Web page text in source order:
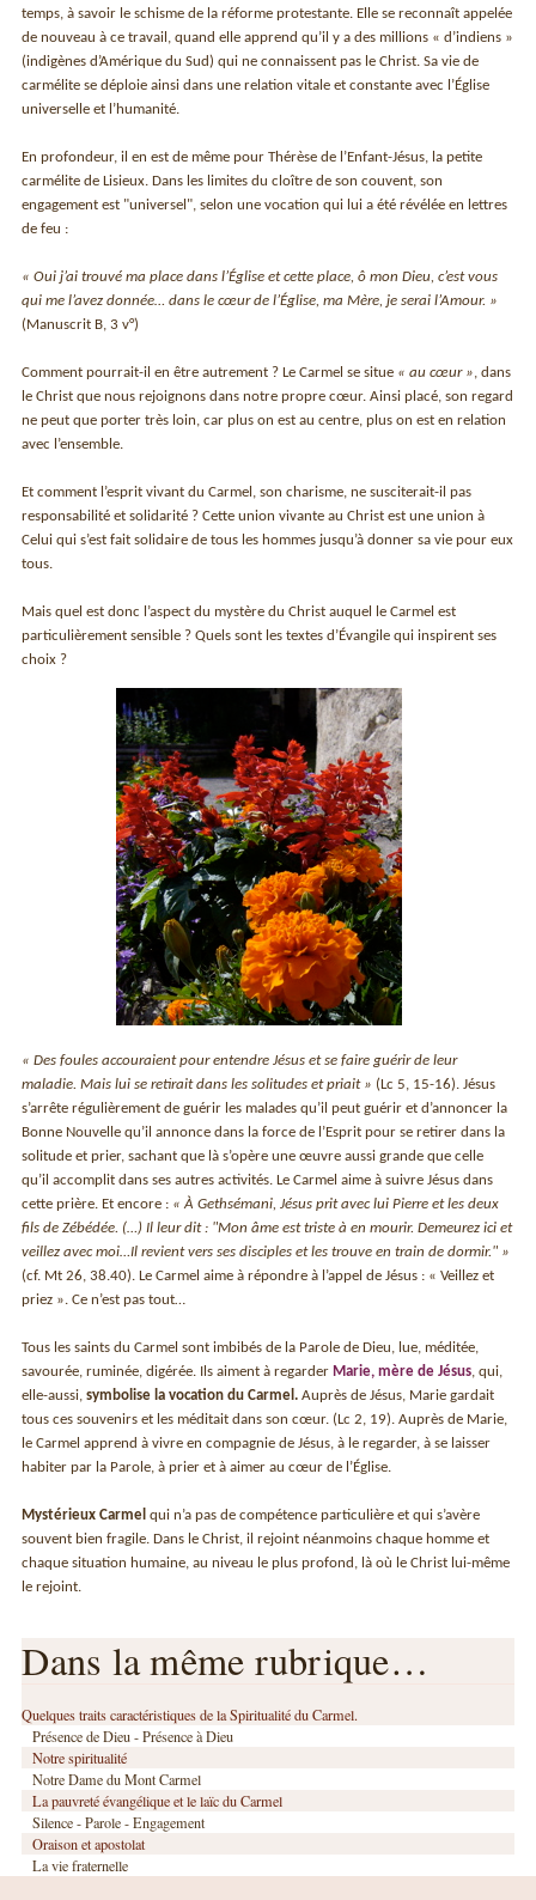
temps, à savoir le schisme de la réforme protestante. Elle se reconnaît appelée
de nouveau à ce travail, quand elle apprend qu’il y a des millions « d’indiens »
(indigènes d’Amérique du Sud) qui ne connaissent pas le Christ. Sa vie de
carmélite se déploie ainsi dans une relation vitale et constante avec l’Église
universelle et l’humanité.
En profondeur, il en est de même pour Thérèse de l’Enfant-Jésus, la petite
carmélite de Lisieux. Dans les limites du cloître de son couvent, son
engagement est "universel", selon une vocation qui lui a été révélée en lettres
de feu :
« Oui j’ai trouvé ma place dans l’Église et cette place, ô mon Dieu, c’est vous
qui me l’avez donnée… dans le cœur de l’Église, ma Mère, je serai l’Amour. »
(Manuscrit B, 3 v°)
Comment pourrait-il en être autrement ? Le Carmel se situe « au cœur », dans
le Christ que nous rejoignons dans notre propre cœur. Ainsi placé, son regard
ne peut que porter très loin, car plus on est au centre, plus on est en relation
avec l’ensemble.
Et comment l’esprit vivant du Carmel, son charisme, ne susciterait-il pas
responsabilité et solidarité ? Cette union vivante au Christ est une union à
Celui qui s’est fait solidaire de tous les hommes jusqu’à donner sa vie pour eux
tous.
Mais quel est donc l’aspect du mystère du Christ auquel le Carmel est
particulièrement sensible ? Quels sont les textes d’Évangile qui inspirent ses
choix ?
« Des foules accouraient pour entendre Jésus et se faire guérir de leur
maladie. Mais lui se retirait dans les solitudes et priait » (Lc 5, 15-16). Jésus
s’arrête régulièrement de guérir les malades qu’il peut guérir et d’annoncer la
Bonne Nouvelle qu’il annonce dans la force de l’Esprit pour se retirer dans la
solitude et prier, sachant que là s’opère une œuvre aussi grande que celle
qu’il accomplit dans ses autres activités. Le Carmel aime à suivre Jésus dans
cette prière. Et encore : « À Gethsémani, Jésus prit avec lui Pierre et les deux
fils de Zébédée. (…) Il leur dit : "Mon âme est triste à en mourir. Demeurez ici et
veillez avec moi…Il revient vers ses disciples et les trouve en train de dormir." »
(cf. Mt 26, 38.40). Le Carmel aime à répondre à l’appel de Jésus : « Veillez et
priez ». Ce n’est pas tout…
Tous les saints du Carmel sont imbibés de la Parole de Dieu, lue, méditée,
savourée, ruminée, digérée. Ils aiment à regarder Marie, mère de Jésus, qui,
elle-aussi,symbolise la vocation du Carmel. Auprès de Jésus, Marie gardait
tous ces souvenirs et les méditait dans son cœur. (Lc 2, 19). Auprès de Marie,
le Carmel apprend à vivre en compagnie de Jésus, à le regarder, à se laisser
habiter par la Parole, à prier et à aimer au cœur de l’Église.
Mystérieux Carmelqui n’a pas de compétence particulière et qui s’avère
souvent bien fragile. Dans le Christ, il rejoint néanmoins chaque homme et
chaque situation humaine, au niveau le plus profond, là où le Christ lui-même
le rejoint.
Dans la même rubrique…
Quelques traits caractéristiques de la Spiritualité du Carmel.
Présence de Dieu - Présence à Dieu
Notre spiritualité
Notre Dame du Mont Carmel
La pauvreté évangélique et le laïc du Carmel
Silence - Parole - Engagement
Oraison et apostolat
La vie fraternelle